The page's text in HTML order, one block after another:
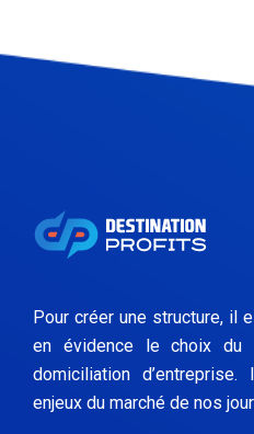
Pour créer une structure, il
en évidence le choix
domiciliation
enjeux du marché de nos